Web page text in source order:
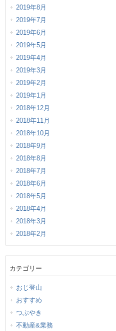
2019年8月
2019年7月
2019年6月
2019年5月
2019年4月
2019年3月
2019年2月
2019年1月
2018年12月
2018年11月
2018年10月
2018年9月
2018年8月
2018年7月
2018年6月
2018年5月
2018年4月
2018年3月
2018年2月
カテゴリー
おじ登山
おすすめ
つぶやき
不動産&業務